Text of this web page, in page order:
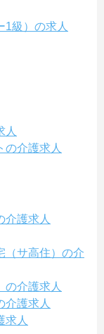
1級）の求人
人
の介護求人
介護求人
（サ高住）の介
の介護求人
介護求人
求人